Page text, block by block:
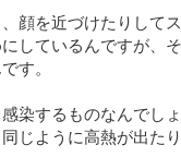
顔を近づけたりして
しているんですが、
す。
染するものなんでし
じように高熱が出た